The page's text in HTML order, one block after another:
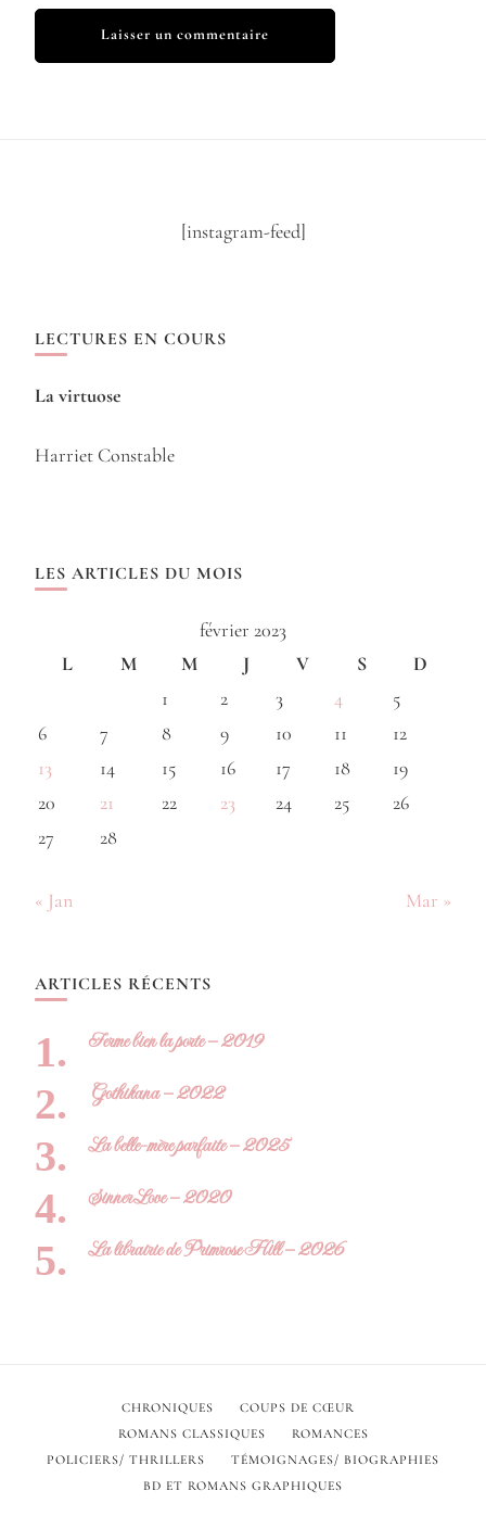
[instagram-feed]
LECTURES EN COURS
La virtuose
Harriet Constable
LES ARTICLES DU MOIS
février 2023
L
M M J V S
D
1
2 3 4
5
6
7 8 9 10 11
12
13
14 15 16 17 18
19
20
21 22 23 24 25
26
27
28
« Jan Mar »
ARTICLES RÉCENTS
Ferme bien la porte – 2019
Gothikana – 2022
La belle-mère parfaite – 2025
Sinner Love – 2020
La librairie de Primrose Hill – 2026
CHRONIQUES
COUPS DE CŒUR
ROMANS CLASSIQUES
ROMANCES
POLICIERS/ THRILLERS
TÉMOIGNAGES/ BIOGRAPHIES
BD ET ROMANS GRAPHIQUES